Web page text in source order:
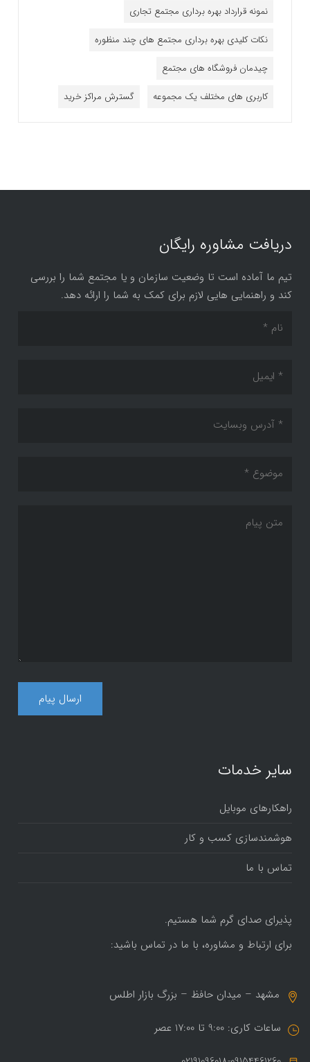
نمونه قرارداد بهره برداری مجتمع تجاری
نکات کلیدی بهره برداری مجتمع های چند منظوره
چیدمان فروشگاه های مجتمع
کاربری های مختلف یک مجموعه
گسترش مراکز خرید
دریافت مشاوره رایگان
تیم ما آماده است تا وضعیت سازمان و یا مجتمع شما را بررسی
کند و راهنمایی هایی لازم برای کمک به شما را ارائه دهد.
سایر خدمات
راهکارهای موبایل
هوشمندسازی کسب و کار
تماس با ما
پذیرای صدای گرم شما هستیم.
برای ارتباط و مشاوره، با ما در تماس باشید:
مشهد – میدان حافظ – بزرگ بازار اطلس
ساعات کاری: 9:00 تا 17:00 عصر